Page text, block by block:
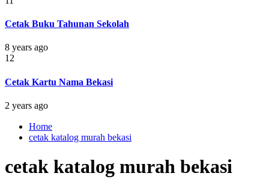
Cetak Buku Tahunan Sekolah
8 years ago
12
Cetak Kartu Nama Bekasi
2 years ago
Home
cetak katalog murah bekasi
cetak katalog murah bekasi